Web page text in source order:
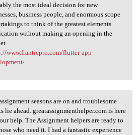
the most ideal decision for new
business people, and enormous scope
to think of the greatest elements
without making an opening in the
www.franticpro.com/flutter-app-
seasons are on
seasons are on and troublesome
lie ahead. greatassignmenthelper.com is here
help. The Assignment helpers are ready to
who need it. I had a fantastic experience